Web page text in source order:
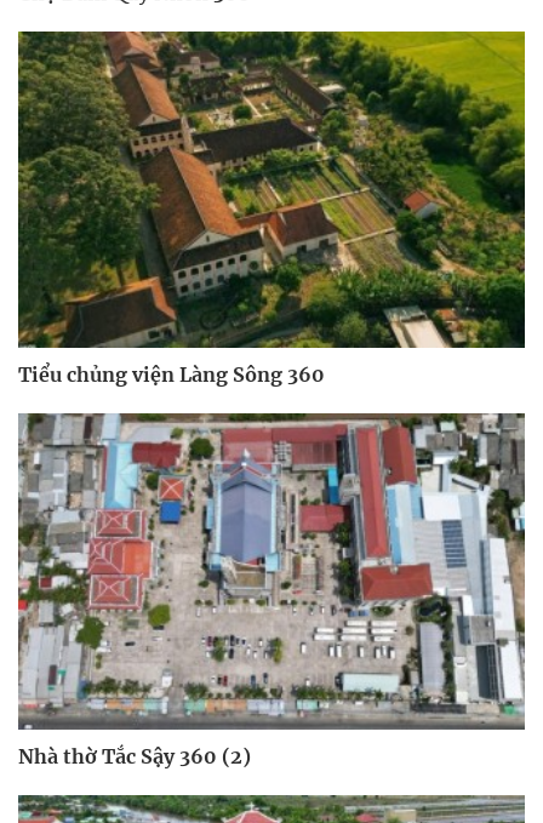
Tiểu chủng viện Làng Sông 360
Nhà thờ Tắc Sậy 360 (2)